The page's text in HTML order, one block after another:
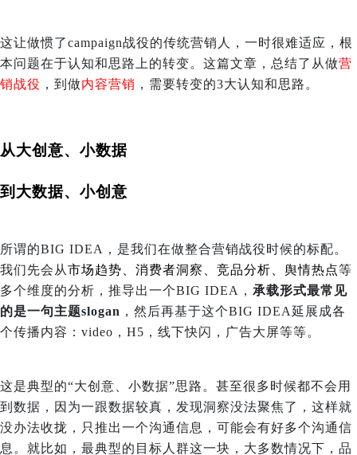
这让做惯了campaign战役的传统营销人，一时很难适应，根
本问题在于认知和思路上的转变。这篇文章，总结了从做营
销战役 ，到做内容营销 ，需要转变的3大认知和思路。
从大创意、小数据
到大数据、小创意
所谓的BIG IDEA，是我们在做整合营销战役时候的标配。
我们先会从市场趋势、消费者洞察、竞品分析、舆情热点等
多个维度的分析，推导出一个BIG IDEA， 承载形式最常见
的是一句主题slogan ，然后再基于这个BIG IDEA延展成各
个传播内容：video，H5，线下快闪，广告大屏等等。
这是典型的“大创意、小数据”思路。甚至很多时候都不会用
到数据，因为一跟数据较真，发现洞察没法聚焦了，这样就
没办法收拢，只推出一个沟通信息，可能会有好多个沟通信
息。就比如，最典型的目标人群这一块，大多数情况下，品